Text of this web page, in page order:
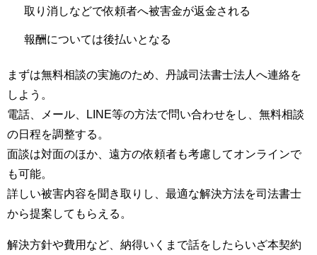
取り消しなどで依頼者へ被害金が返金される
報酬については後払いとなる
まずは無料相談の実施のため、丹誠司法書士法人へ連絡を
しよう。
電話、メール、LINE等の方法で問い合わせをし、無料相談
の日程を調整する。
面談は対面のほか、遠方の依頼者も考慮してオンラインで
も可能。
詳しい被害内容を聞き取りし、最適な解決方法を司法書士
から提案してもらえる。
解決方針や費用など、納得いくまで話をしたらいざ本契約